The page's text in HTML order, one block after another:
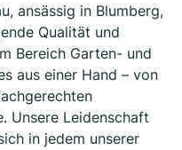
ansässig in Blumberg,
Qualität und
Bereich Garten- und
aus einer Hand – von
Unsere Leidenschaft
in jedem unserer